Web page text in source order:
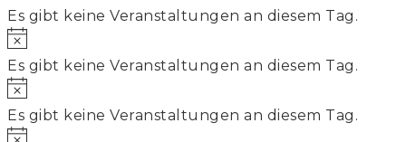
Es gibt keine Veranstaltungen an diesem Tag.
Es gibt keine Veranstaltungen an diesem Tag.
Es gibt keine Veranstaltungen an diesem Tag.